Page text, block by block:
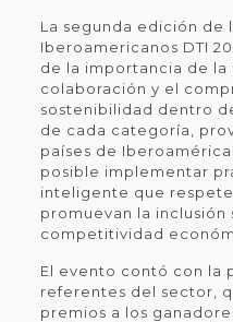
La segunda edición de
Iberoamericanos DTI
de la importancia de la
colaboración y el
sostenibilidad dentro
de cada categoría,
países de
posible implementar
inteligente que
promuevan la inclusión
competitividad
El evento contó con la
referentes del sector,
premios a los